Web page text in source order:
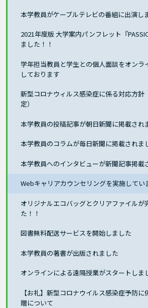
本学教員がケーブルテレビの番組に出演し
2021年度版 大学案内パンフレット『
ました！！
学年担当教員と学生との個人面談をオンラ
しております
新型コロナウィルス感染症に係る対応方針
定）
本学教員の投稿記事が朝日新聞に掲載され
本学教員のコラムが毎日新聞に掲載されま
本学教員へのインタビューが新聞記事掲載
Webキャリアカウンセリングを実施してい
オリジナルエコバッグとクリアファイルが
た！！
図書無料配送サービスを開始しました
本学教員の著書が出版されました
オンラインによる遠隔授業がスタートしま
【お礼】新型コロナウイルス感染症予防に
贈について